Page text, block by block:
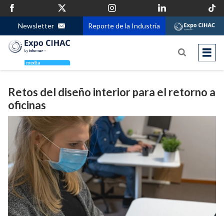
Newsletter Reporte de la Industria
Retos del diseño interior para el retorno a
oficinas